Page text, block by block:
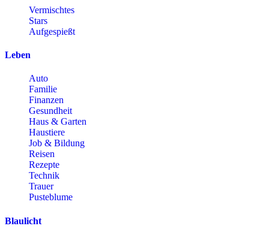
Vermischtes
Stars
Aufgespießt
Leben
Auto
Familie
Finanzen
Gesundheit
Haus & Garten
Haustiere
Job & Bildung
Reisen
Rezepte
Technik
Trauer
Pusteblume
Blaulicht